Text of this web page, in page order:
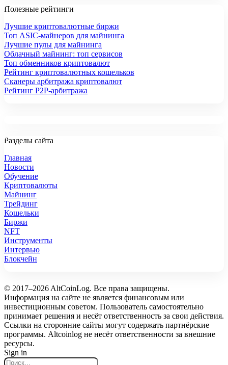
Полезные рейтинги
Лучшие криптовалютные биржи
Топ ASIC-майнеров для майнинга
Лучшие пулы для майнинга
Облачный майнинг: топ сервисов
Топ обменников криптовалют
Рейтинг криптовалютных кошельков
Сканеры арбитража криптовалют
Рейтинг P2P-арбитража
Разделы сайта
Главная
Новости
Обучение
Криптовалюты
Майнинг
Трейдинг
Кошельки
Биржи
NFT
Инструменты
Интервью
Блокчейн
© 2017–2026 AltCoinLog. Все права защищены.
Информация на сайте не является финансовым или
инвестиционным советом. Пользователь самостоятельно
принимает решения и несёт ответственность за свои действия.
Ссылки на сторонние сайты могут содержать партнёрские
программы. Altcoinlog не несёт ответственности за внешние
ресурсы.
Sign in